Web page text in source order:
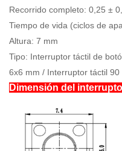
Recorrido completo: 0,25 ±
Tiempo de vida (ciclos de
Altura: 7 mm
Tipo: Interruptor táctil de
6x6 mm / Interruptor táctil 90
Dimensión del